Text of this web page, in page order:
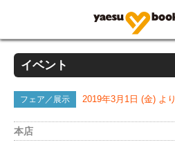
イベント
フェア／展示 2019年3月1日 (金) より
本店